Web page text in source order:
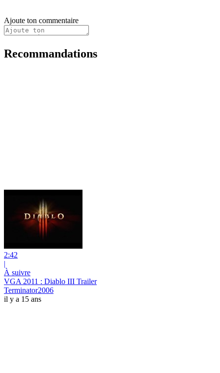
Ajoute ton commentaire
Recommandations
2:42
|
À suivre
VGA 2011 : Diablo III Trailer
Terminator2006
il y a 15 ans